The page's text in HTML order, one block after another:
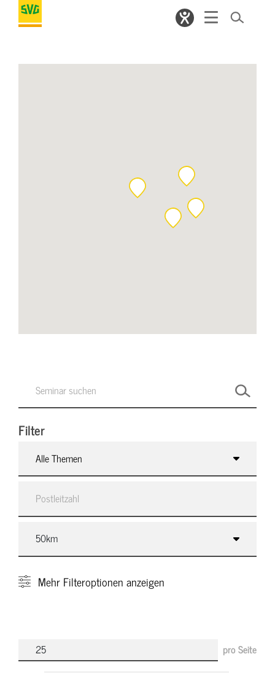
Filter
Alle Themen
Mehr Filteroptionen anzeigen
pro Seite